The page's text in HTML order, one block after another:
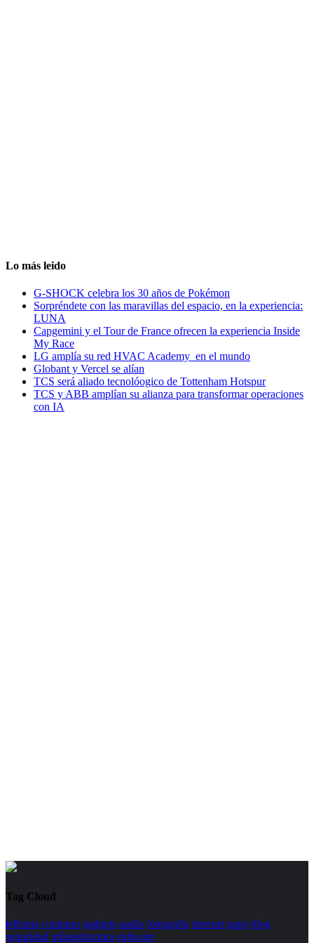
Lo más leido
G-SHOCK celebra los 30 años de Pokémon
Sorpréndete con las maravillas del espacio, en la experiencia:
LUNA
Capgemini y el Tour de France ofrecen la experiencia Inside
My Race
LG amplía su red HVAC Academy en el mundo
Globant y Vercel se alían
TCS será aliado tecnolóogico de Tottenham Hotspur
TCS y ABB amplían su alianza para transformar operaciones
con IA
Tag Cloud
telfonia computo gadgets audio fotografia internet apps blog
seguridad infraestructura software